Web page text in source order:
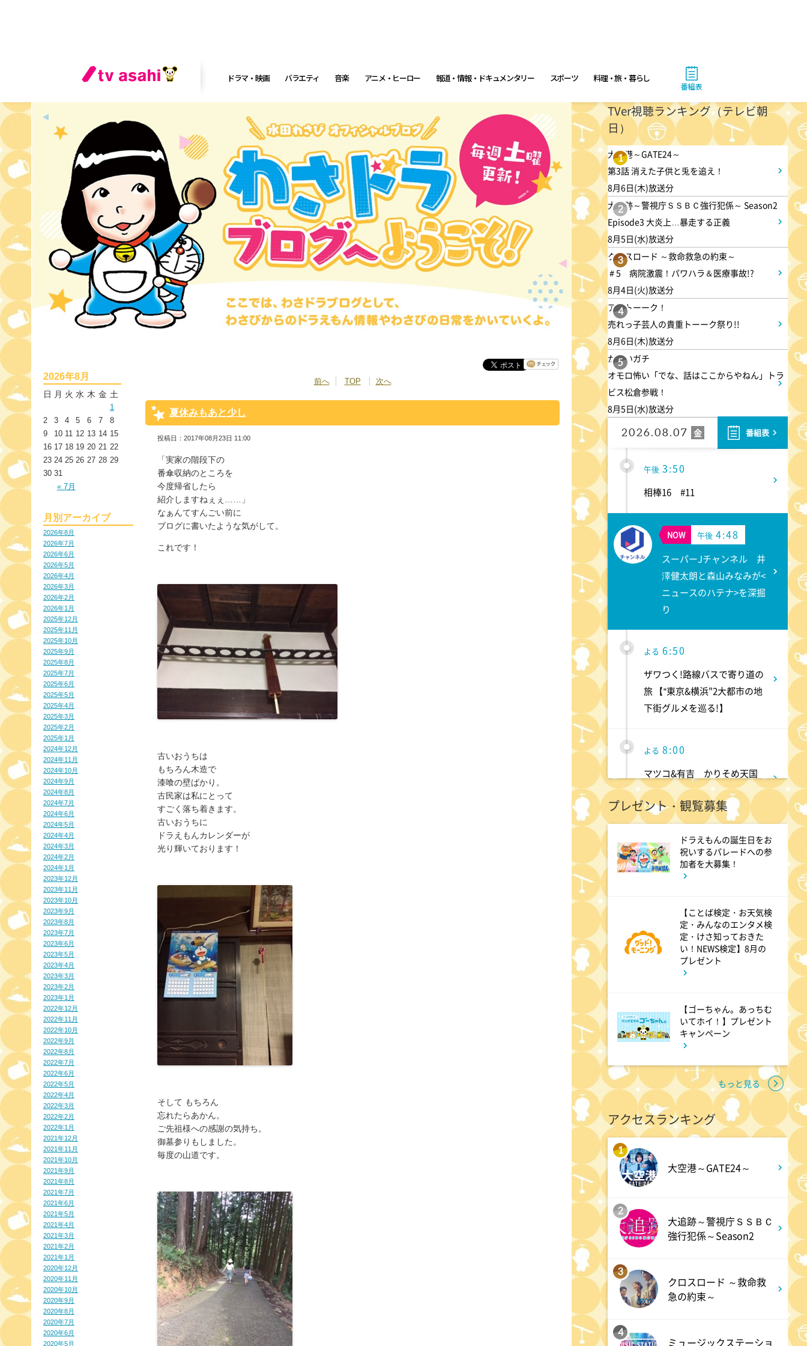
ドラマ・映画 バラエティ 音楽 アニメ・ヒーロー 報道・情報・ドキュメンタリー スポーツ 料理・旅・暮らし
番組表
2026年8月
日 月 火 水 木 金 土
1
2
3 4 5 6 7
8
9
10 11 12 13 14 15
16 17 18 19 20 21 22
23 24 25 26 27 28 29
30 31
« 7月
月別アーカイブ
2026年8月
2026年7月
2026年6月
2026年5月
2026年4月
2026年3月
2026年2月
2026年1月
2025年12月
2025年11月
2025年10月
2025年9月
2025年8月
2025年7月
2025年6月
2025年5月
2025年4月
2025年3月
2025年2月
2025年1月
2024年12月
2024年11月
2024年10月
2024年9月
2024年8月
2024年7月
2024年6月
2024年5月
2024年4月
2024年3月
2024年2月
2024年1月
2023年12月
2023年11月
2023年10月
2023年9月
2023年8月
2023年7月
2023年6月
2023年5月
2023年4月
2023年3月
2023年2月
2023年1月
2022年12月
2022年11月
2022年10月
2022年9月
2022年8月
2022年7月
2022年6月
2022年5月
2022年4月
2022年3月
2022年2月
2022年1月
2021年12月
2021年11月
2021年10月
2021年9月
2021年8月
2021年7月
2021年6月
2021年5月
2021年4月
2021年3月
2021年2月
2021年1月
2020年12月
2020年11月
2020年10月
2020年9月
2020年8月
2020年7月
2020年6月
2020年5月
前へ TOP 次へ
夏休みもあと少し
投稿日：2017年08月23日 11:00
「実家の階段下の
番傘収納のところを
今度帰省したら
紹介しますねぇぇ……」
なぁんてすんごい前に
ブログに書いたような気がして。
これです！
古いおうちは
もちろん木造で
漆喰の壁ばかり。
古民家は私にとって
すごく落ち着きます。
古いおうちに
ドラえもんカレンダーが
光り輝いております！
そして もちろん
忘れたらあかん。
ご先祖様への感謝の気持ち。
御墓参りもしました。
毎度の山道です。
TVer視聴ランキング（テレビ朝
日）
1
大空港～GATE24～
第3話 消えた子供と兎を追え！
8月6日(木)放送分
2
大追跡～警視庁ＳＳＢＣ強行犯係～ Season2
Episode3 大炎上…暴走する正義
8月5日(水)放送分
3
クロスロード ～救命救急の約束～
＃5 病院激震！パワハラ＆医療事故!?
8月4日(火)放送分
4
アメトーーク！
売れっ子芸人の貴重トーーク祭り!!
8月6日(木)放送分
5
かまいガチ
オモロ怖い「でな、話はここからやねん」トラ
ビス松倉参戦！
8月5日(水)放送分
2026.08.07 金 番組表
午後 1:30
DAIGOも台所 ～きょうの献
立 何にする?～ 簡単!コーヒ
ーパンナコッタ
午後 1:45
ANNニュース
午後 1:50
TOKYO EVERYONE
午後 1:55
午後もじゅん散歩
午後 2:53
科捜研の女12 #3
午後 3:50
相棒16 #11
NOW 午後 4:48
スーパーJチャンネル 井
澤健太朗と森山みなみが<
ニュースのハテナ>を深掘
り
よる 6:50
ザワつく!路線バスで寄り道の
旅 【“東京&横浜"2大都市の地
下街グルメを巡る!】
よる 8:00
マツコ&有吉 かりそめ天国
M-1王者たくろうの滋賀の魅力
プレゼンツアー
よる 8:54
私の幸福時間
9:00
ミュージックステーション
10周年あいみょん、TMR、
HY…名曲続々!ATEEZがヒット
よる 9:54
よる 11:10
熱闘甲子園 涙は、強さにな
る。
よる 11:40
よる 11:45
名探偵のままでいて #4
深夜
キッチンカー大作戦!
プレゼント・観覧募集
ドラえもんの誕生日をお
祝いするパレードへの参
加者を大募集！
【ことば検定・お天気検
定・みんなのエンタメ検
定・けさ知っておきた
い！NEWS検定】8月の
プレゼント
【ゴーちゃん。あっちむ
いてホイ！】プレゼント
キャンペーン
もっと見る
アクセスランキング
1
大空港～GATE24～
2
大追跡～警視庁ＳＳＢＣ
強行犯係～Season2
3
クロスロード ～救命救
急の約束～
4
ミュージックステーショ